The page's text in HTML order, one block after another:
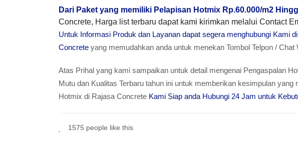
Dari Paket yang memiliki Pelapisan Hotmix Rp.60.000/m2
Concrete, Harga list terbaru dapat kami kirimkan melalui Contact
Untuk Informasi Produk dan Layanan dapat segera menghubungi Kami
Concrete yang memudahkan anda untuk menekan Tombol Telpon / Chat
Atas Prihal yang kami sampaikan untuk detail mengenai Pengaspalan
Mutu dan Kualitas Terbaru tahun ini untuk memberikan kesimpulan
Hotmix di Rajasa Concrete Kami Siap anda Hubungi 24 Jam untuk
1575 people like this